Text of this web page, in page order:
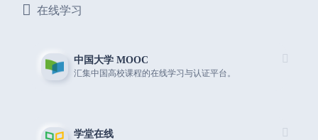
在线学习
中国大学 MOOC
汇集中国高校课程的在线学习与认证平台。
学堂在线